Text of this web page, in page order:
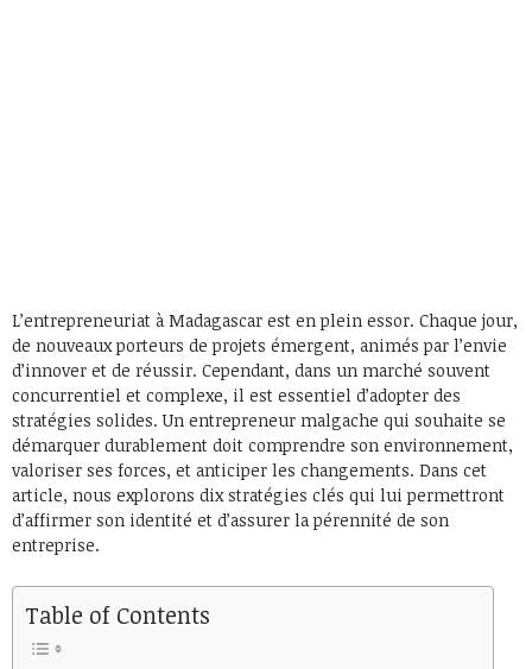
L’entrepreneuriat à Madagascar est en plein essor. Chaque jour,
de nouveaux porteurs de projets émergent, animés par l’envie
d’innover et de réussir. Cependant, dans un marché souvent
concurrentiel et complexe, il est essentiel d’adopter des
stratégies solides. Un entrepreneur malgache qui souhaite se
démarquer durablement doit comprendre son environnement,
valoriser ses forces, et anticiper les changements. Dans cet
article, nous explorons dix stratégies clés qui lui permettront
d’affirmer son identité et d’assurer la pérennité de son
entreprise.
Table of Contents